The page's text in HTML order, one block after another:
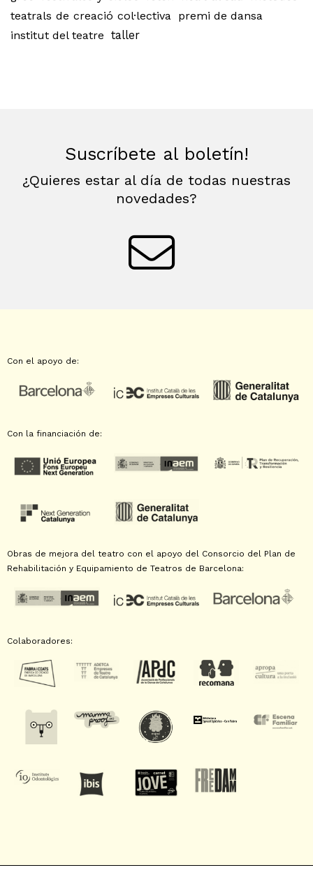
teatrals de creació col·lectiva premi de dansa
institut del teatre taller
Suscríbete al boletín!
¿Quieres estar al día de todas nuestras
novedades?
Con el apoyo de:
Con la financiación de:
Obras de mejora del teatro con el apoyo del Consorcio del Plan de
Rehabilitación y Equipamiento de Teatros de Barcelona:
Colaboradores: